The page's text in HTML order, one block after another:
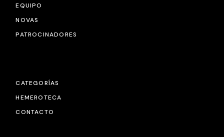
EQUIPO
NOVAS
PATROCINADORES
CATEGORÍAS
HEMEROTECA
CONTACTO